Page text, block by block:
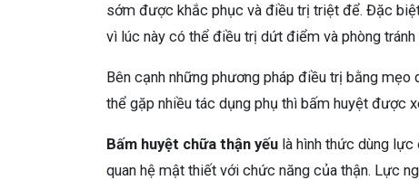
sớm được khắc phục và điều trị triệt để. Đặc
vì lúc này có thể điều trị dứt điểm và phòng tránh
Bên cạnh những phương pháp điều trị bằng
thể gặp nhiều tác dụng phụ thì bấm huyệt được
Bấm huyệt chữa thận yếu là hình thức dùng
quan hệ mật thiết với chức năng của thận. Lực